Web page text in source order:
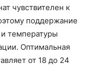
чувствителен к
поддержание
температуры
Оптимальная
от 18 до 24